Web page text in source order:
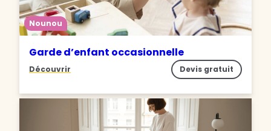
Nounou
Garde d’enfant occasionnelle
Découvrir Devis gratuit